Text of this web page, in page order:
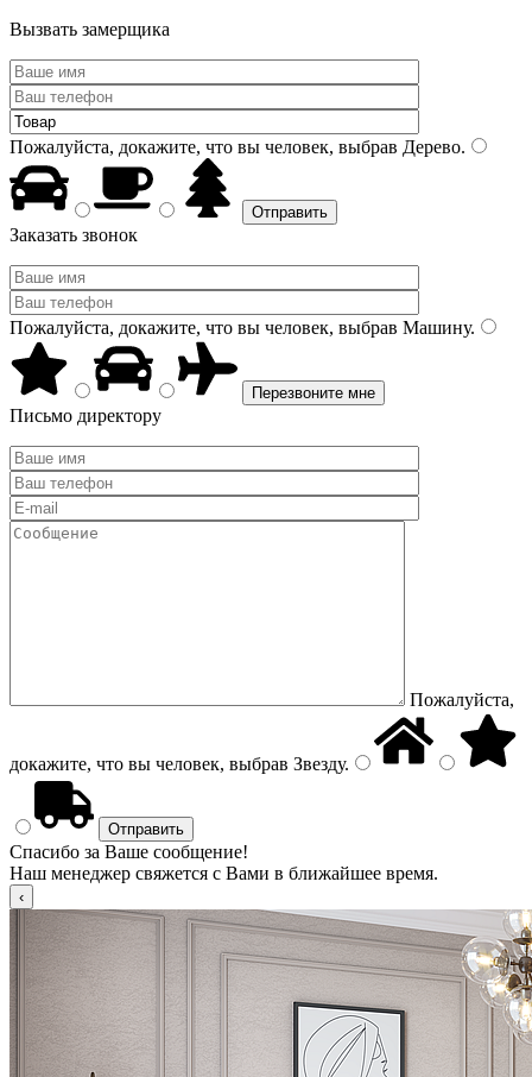
Вызвать замерщика
Пожалуйста, докажите, что вы человек, выбрав Дерево.
Заказать звонок
Пожалуйста, докажите, что вы человек, выбрав Машину.
Письмо директору
Пожалуйста,
докажите, что вы человек, выбрав Звезду.
Спасибо за Ваше сообщение!
Наш менеджер свяжется с Вами в ближайшее время.